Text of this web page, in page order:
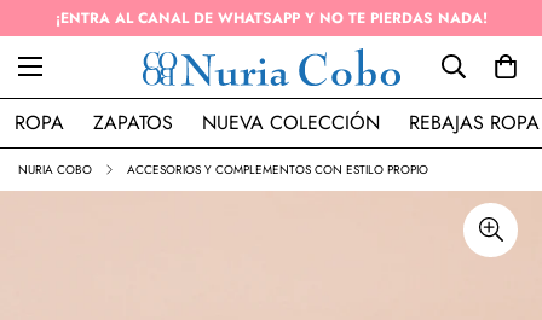
ENVÍO GRATIS EN PEDIDOS SUPERIOR A 50€ (PENÍNSULA)
ROPA ZAPATOS NUEVA COLECCIÓN REBAJAS ROPA
NURIA COBO ACCESORIOS Y COMPLEMENTOS CON ESTILO PROPIO